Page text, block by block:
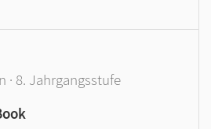
· 8. Jahrgangsstufe